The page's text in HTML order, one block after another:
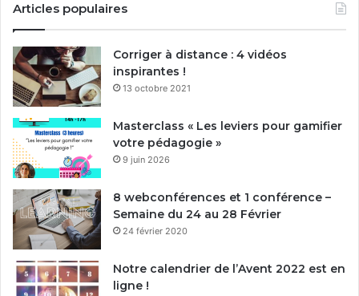
Articles populaires
Corriger à distance : 4 vidéos
inspirantes !
13 octobre 2021
Masterclass « Les leviers pour gamifier
votre pédagogie »
9 juin 2026
8 webconférences et 1 conférence –
Semaine du 24 au 28 Février
24 février 2020
Notre calendrier de l’Avent 2022 est en
ligne !